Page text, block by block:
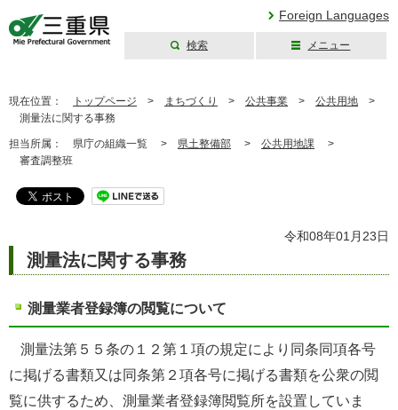
Foreign Languages
検索 メニュー
現在位置： トップページ > まちづくり > 公共事業 > 公共用地 >
測量法に関する事務
担当所属： 県庁の組織一覧 > 県土整備部 > 公共用地課 >
審査調整班
令和08年01月23日
測量法に関する事務
測量業者登録簿の閲覧について
測量法第５５条の１２第１項の規定により同条同項各号
に掲げる書類又は同条第２項各号に掲げる書類を公衆の閲
覧に供するため、測量業者登録簿閲覧所を設置していま